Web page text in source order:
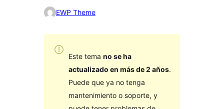
EWP Theme
Este tema no se ha
actualizado en más de 2 años.
Puede que ya no tenga
mantenimiento o soporte, y